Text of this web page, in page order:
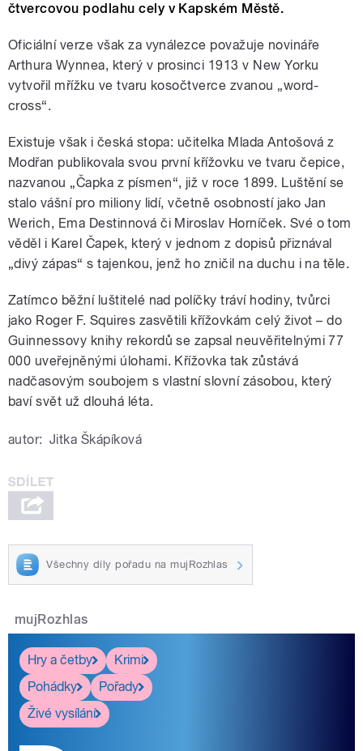
čtvercovou podlahu cely v Kapském Městě.
Oficiální verze však za vynálezce považuje novináře
Arthura Wynnea, který v prosinci 1913 v New Yorku
vytvořil mřížku ve tvaru kosočtverce zvanou „word-
cross“.
Existuje však i česká stopa: učitelka Mlada Antošová z
Modřan publikovala svou první křížovku ve tvaru čepice,
nazvanou „Čapka z písmen“, již v roce 1899. Luštění se
stalo vášní pro miliony lidí, včetně osobností jako Jan
Werich, Ema Destinnová či Miroslav Horníček. Své o tom
věděl i Karel Čapek, který v jednom z dopisů přiznával
„divý zápas“ s tajenkou, jenž ho zničil na duchu i na těle.
Zatímco běžní luštitelé nad políčky tráví hodiny, tvůrci
jako Roger F. Squires zasvětili křížovkám celý život – do
Guinnessovy knihy rekordů se zapsal neuvěřitelnými 77
000 uveřejněnými úlohami. Křížovka tak zůstává
nadčasovým soubojem s vlastní slovní zásobou, který
baví svět už dlouhá léta.
autor: Jitka Škápíková
Všechny díly pořadu na mujRozhlas
mujRozhlas
Hry a četby
Krimi
Pohádky
Pořady
Živé vysílání